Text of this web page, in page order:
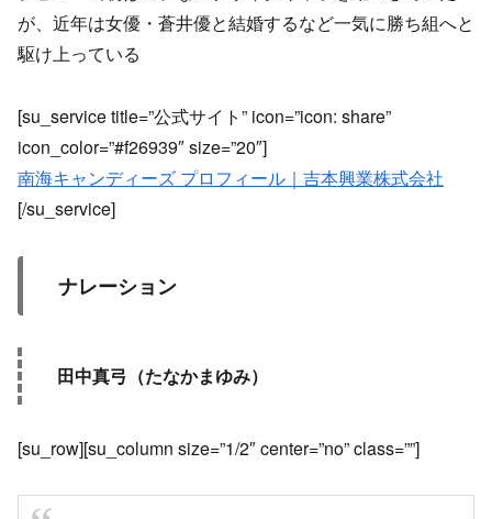
が、近年は女優・蒼井優と結婚するなど一気に勝ち組へと
駆け上っている
[su_service title=”公式サイト” icon=”icon: share”
icon_color=”#f26939″ size=”20″]
南海キャンディーズ プロフィール｜吉本興業株式会社
[/su_service]
ナレーション
田中真弓（たなかまゆみ）
[su_row][su_column size=”1/2″ center=”no” class=””]